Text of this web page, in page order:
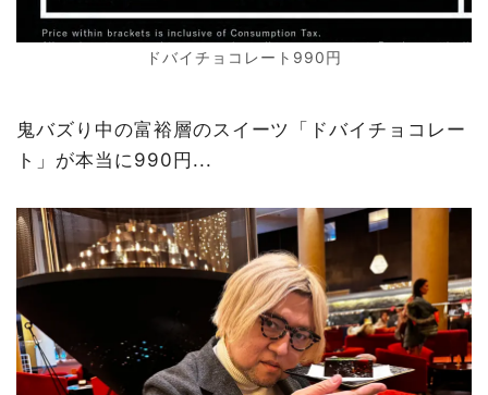
ドバイチョコレート990円
鬼バズり中の富裕層のスイーツ「ドバイチョコレー
ト」が本当に990円...